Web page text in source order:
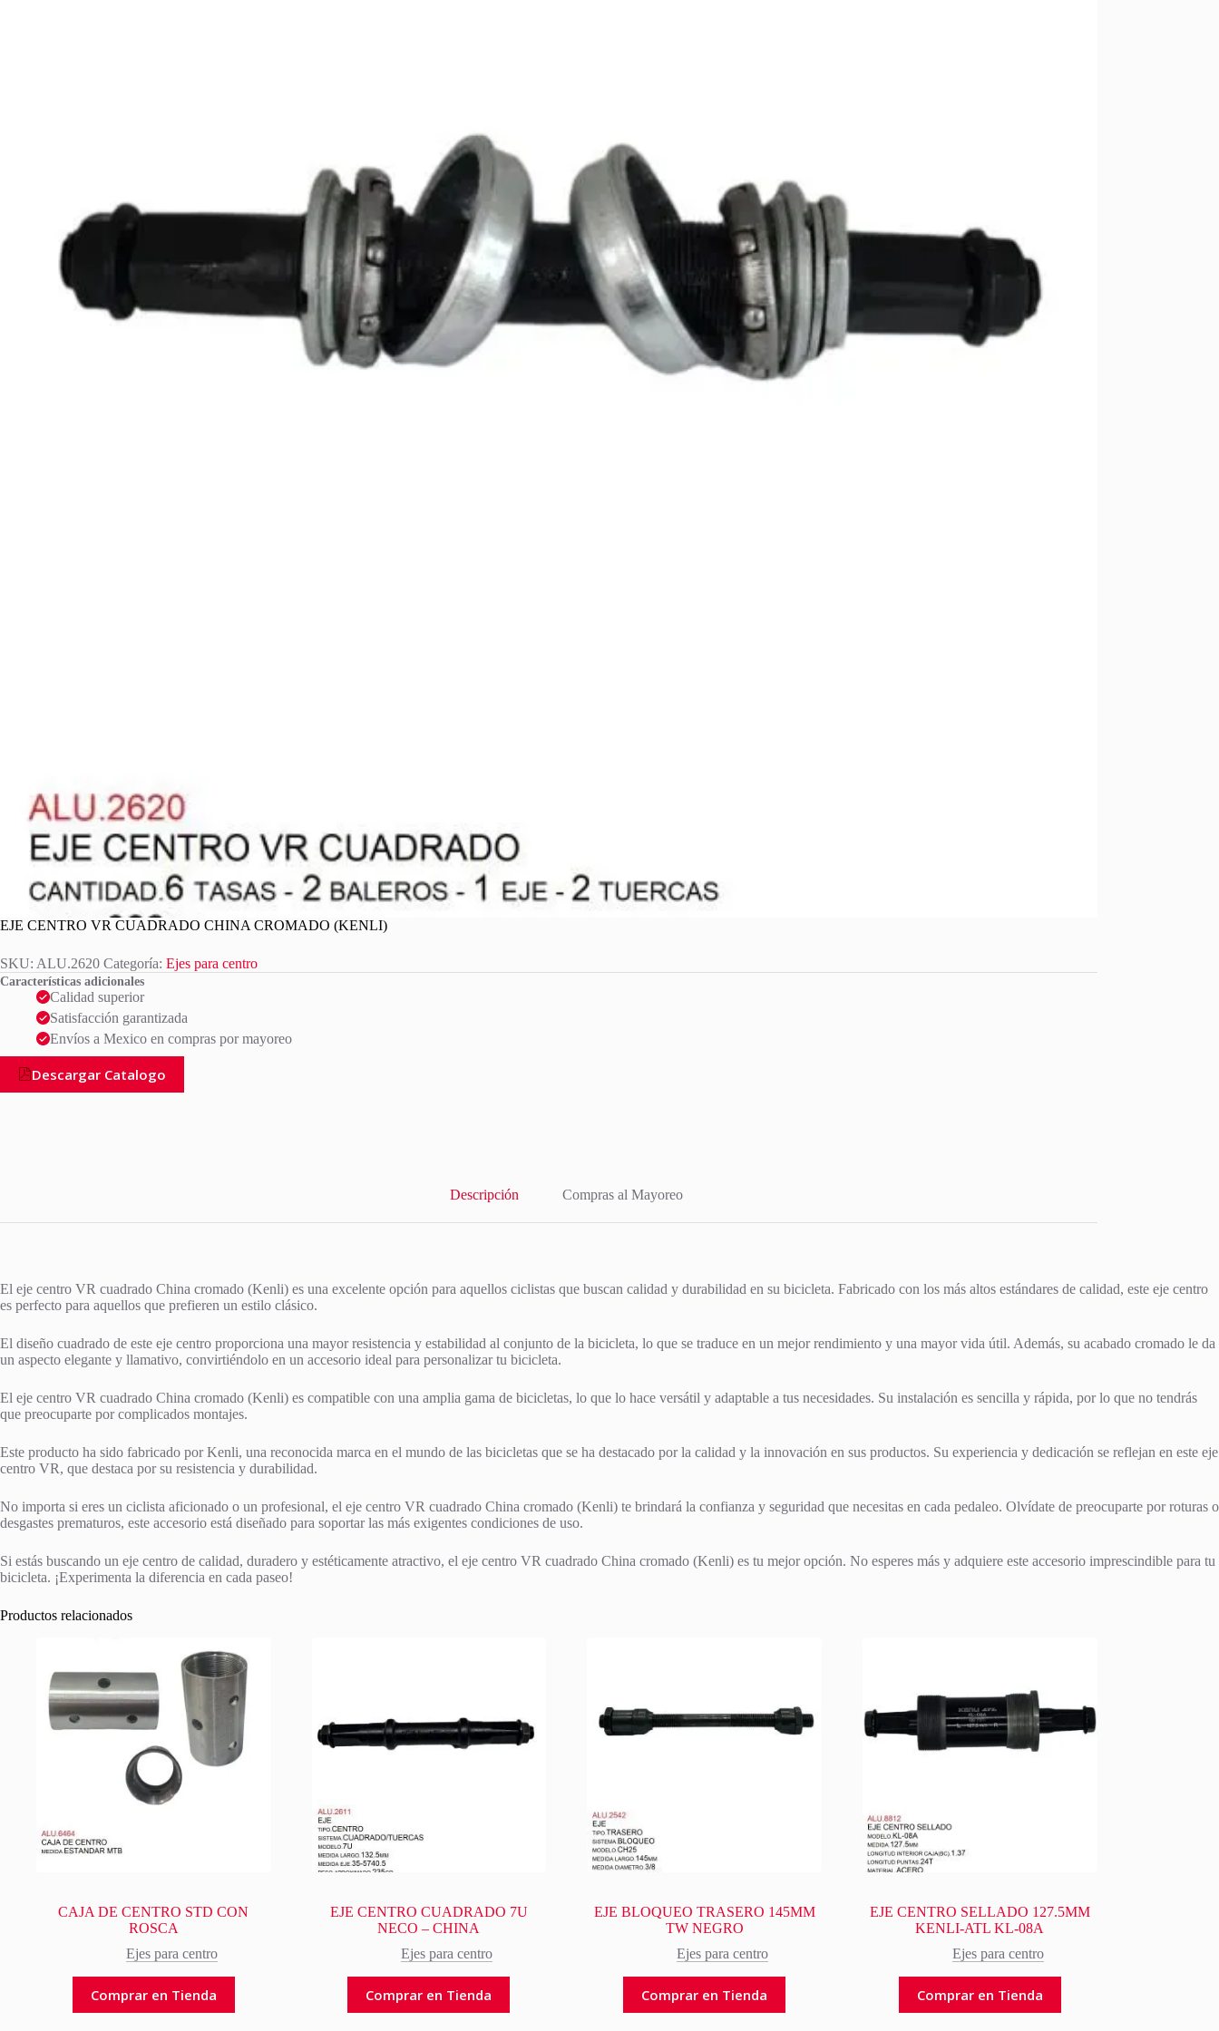
EJE CENTRO VR CUADRADO CHINA CROMADO (KENLI)
SKU: ALU.2620 Categoría: Ejes para centro
Características adicionales
Calidad superior
Satisfacción garantizada
Envíos a Mexico en compras por mayoreo
Descargar Catalogo
Descripción Compras al Mayoreo
El eje centro VR cuadrado China cromado (Kenli) es una excelente opción para aquellos ciclistas que buscan calidad y durabilidad en su bicicleta. Fabricado con los más altos estándares de calidad, este eje centro
es perfecto para aquellos que prefieren un estilo clásico.
El diseño cuadrado de este eje centro proporciona una mayor resistencia y estabilidad al conjunto de la bicicleta, lo que se traduce en un mejor rendimiento y una mayor vida útil. Además, su acabado cromado le da
un aspecto elegante y llamativo, convirtiéndolo en un accesorio ideal para personalizar tu bicicleta.
El eje centro VR cuadrado China cromado (Kenli) es compatible con una amplia gama de bicicletas, lo que lo hace versátil y adaptable a tus necesidades. Su instalación es sencilla y rápida, por lo que no tendrás
que preocuparte por complicados montajes.
Este producto ha sido fabricado por Kenli, una reconocida marca en el mundo de las bicicletas que se ha destacado por la calidad y la innovación en sus productos. Su experiencia y dedicación se reflejan en este eje
centro VR, que destaca por su resistencia y durabilidad.
No importa si eres un ciclista aficionado o un profesional, el eje centro VR cuadrado China cromado (Kenli) te brindará la confianza y seguridad que necesitas en cada pedaleo. Olvídate de preocuparte por roturas o
desgastes prematuros, este accesorio está diseñado para soportar las más exigentes condiciones de uso.
Si estás buscando un eje centro de calidad, duradero y estéticamente atractivo, el eje centro VR cuadrado China cromado (Kenli) es tu mejor opción. No esperes más y adquiere este accesorio imprescindible para tu
bicicleta. ¡Experimenta la diferencia en cada paseo!
Productos relacionados
CAJA DE CENTRO STD CON
ROSCA
Ejes para centro
Comprar en Tienda
EJE CENTRO CUADRADO 7U
NECO – CHINA
Ejes para centro
Comprar en Tienda
EJE BLOQUEO TRASERO 145MM
TW NEGRO
Ejes para centro
Comprar en Tienda
EJE CENTRO SELLADO 127.5MM
KENLI-ATL KL-08A
Ejes para centro
Comprar en Tienda